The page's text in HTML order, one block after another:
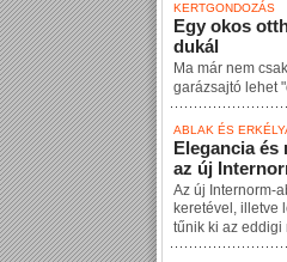
KERTGONDOZÁS
Egy okos
dukál
Ma már nem
garázsajtó lehet
ABLAK ÉS
Elegancia
az új
Az új Internorm-
keretével, illetve
tűnik ki az eddigi